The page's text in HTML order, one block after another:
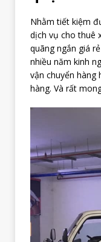
Nhằm tiết kiệm
dịch vụ cho thuê
quãng ngắn giá
nhiều năm kinh
vận chuyển hàng
hàng. Và rất